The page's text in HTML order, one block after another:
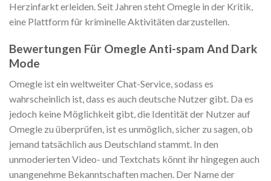
Herzinfarkt erleiden. Seit Jahren steht Omegle in der Kritik,
eine Plattform für kriminelle Aktivitäten darzustellen.
Bewertungen Für Omegle Anti-spam And Dark
Mode
Omegle ist ein weltweiter Chat-Service, sodass es
wahrscheinlich ist, dass es auch deutsche Nutzer gibt. Da es
jedoch keine Möglichkeit gibt, die Identität der Nutzer auf
Omegle zu überprüfen, ist es unmöglich, sicher zu sagen, ob
jemand tatsächlich aus Deutschland stammt. In den
unmoderierten Video- und Textchats könnt ihr hingegen auch
unangenehme Bekanntschaften machen. Der Name der